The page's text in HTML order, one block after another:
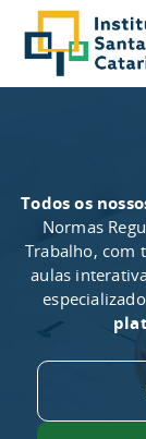
Todos os
Normas
Trabalho, com
aulas